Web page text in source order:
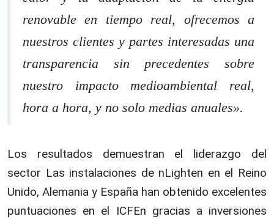
renovable en tiempo real, ofrecemos a
nuestros clientes y partes interesadas una
transparencia sin precedentes sobre
nuestro impacto medioambiental real,
hora a hora, y no solo medias anuales».
Los resultados demuestran el liderazgo del
sector Las instalaciones de nLighten en el Reino
Unido, Alemania y España han obtenido excelentes
puntuaciones en el ICFEn gracias a inversiones